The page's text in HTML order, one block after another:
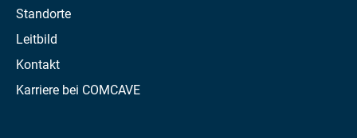
Standorte
Leitbild
Kontakt
Karriere bei COMCAVE